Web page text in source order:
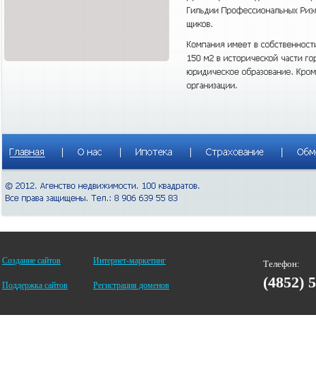
Создание сайтов Интернет-маркетинг
Поддержка сайтов Регистрация доменов
Телефон:
(4852)